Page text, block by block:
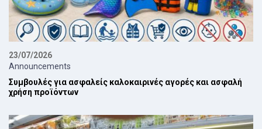
23/07/2026
Announcements
Συμβουλές για ασφαλείς καλοκαιρινές αγορές και ασφαλή
χρήση προϊόντων